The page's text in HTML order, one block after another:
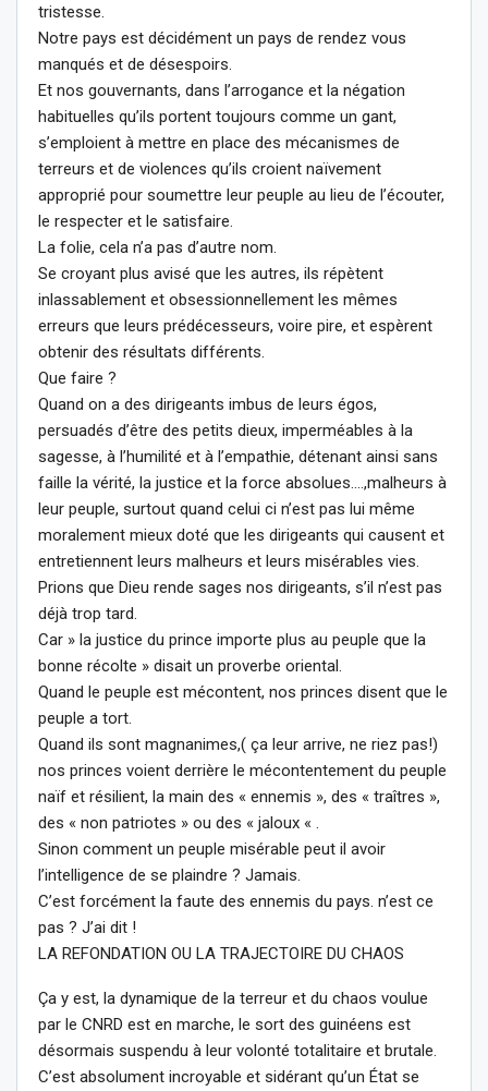
tristesse.
Notre pays est décidément un pays de rendez vous
manqués et de désespoirs.
Et nos gouvernants, dans l’arrogance et la négation
habituelles qu’ils portent toujours comme un gant,
s’emploient à mettre en place des mécanismes de
terreurs et de violences qu’ils croient naïvement
approprié pour soumettre leur peuple au lieu de l’écouter,
le respecter et le satisfaire.
La folie, cela n’a pas d’autre nom.
Se croyant plus avisé que les autres, ils répètent
inlassablement et obsessionnellement les mêmes
erreurs que leurs prédécesseurs, voire pire, et espèrent
obtenir des résultats différents.
Que faire ?
Quand on a des dirigeants imbus de leurs égos,
persuadés d’être des petits dieux, imperméables à la
sagesse, à l’humilité et à l’empathie, détenant ainsi sans
faille la vérité, la justice et la force absolues….,malheurs à
leur peuple, surtout quand celui ci n’est pas lui même
moralement mieux doté que les dirigeants qui causent et
entretiennent leurs malheurs et leurs misérables vies.
Prions que Dieu rende sages nos dirigeants, s’il n’est pas
déjà trop tard.
Car » la justice du prince importe plus au peuple que la
bonne récolte » disait un proverbe oriental.
Quand le peuple est mécontent, nos princes disent que le
peuple a tort.
Quand ils sont magnanimes,( ça leur arrive, ne riez pas!)
nos princes voient derrière le mécontentement du peuple
naïf et résilient, la main des « ennemis », des « traîtres »,
des « non patriotes » ou des « jaloux « .
Sinon comment un peuple misérable peut il avoir
l’intelligence de se plaindre ? Jamais.
C’est forcément la faute des ennemis du pays. n’est ce
pas ? J’ai dit !
LA REFONDATION OU LA TRAJECTOIRE DU CHAOS
Ça y est, la dynamique de la terreur et du chaos voulue
par le CNRD est en marche, le sort des guinéens est
désormais suspendu à leur volonté totalitaire et brutale.
C’est absolument incroyable et sidérant qu’un État se